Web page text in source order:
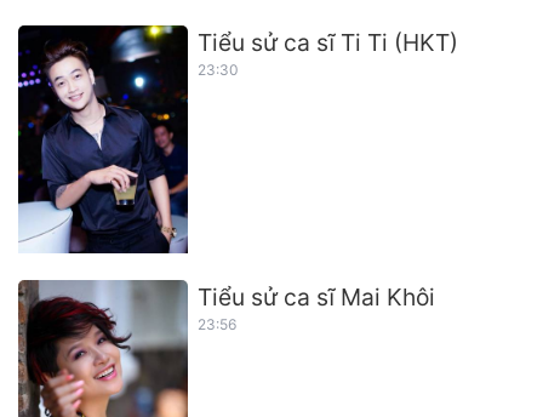
Tiểu sử ca sĩ Ti Ti (HKT)
23:30
Tiểu sử ca sĩ Mai Khôi
23:56